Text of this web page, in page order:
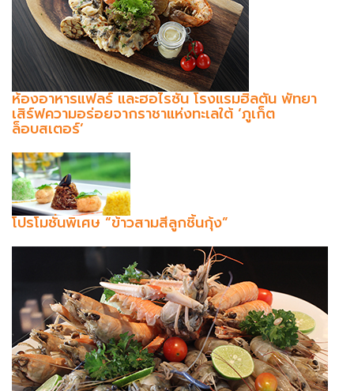
ห้องอาหารแฟลร์ และฮอไรซัน โรงแรมฮิลตัน พัทยา
เสิร์ฟความอร่อยจากราชาแห่งทะเลใต้ ‘ภูเก็ต
ล็อบสเตอร์’
โปรโมชั่นพิเศษ “ข้าวสามสีลูกชิ้นกุ้ง”